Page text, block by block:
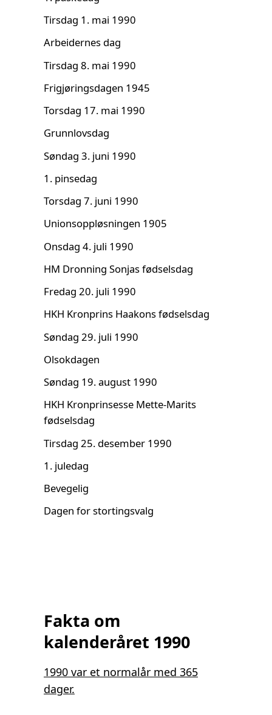
Tirsdag 1. mai 1990
Arbeidernes dag
Tirsdag 8. mai 1990
Frigjøringsdagen 1945
Torsdag 17. mai 1990
Grunnlovsdag
Søndag 3. juni 1990
1. pinsedag
Torsdag 7. juni 1990
Unionsoppløsningen 1905
Onsdag 4. juli 1990
HM Dronning Sonjas fødselsdag
Fredag 20. juli 1990
HKH Kronprins Haakons fødselsdag
Søndag 29. juli 1990
Olsokdagen
Søndag 19. august 1990
HKH Kronprinsesse Mette-Marits
fødselsdag
Tirsdag 25. desember 1990
1. juledag
Bevegelig
Dagen for stortingsvalg
Fakta om
kalenderåret 1990
1990 var et normalår med 365
dager.